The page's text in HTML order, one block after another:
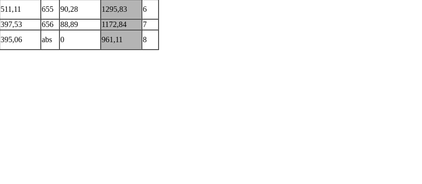
511,11 655 90,28 1295,83
6
397,53 656 88,89 1172,84
7
395,06 abs 0 961,11 8